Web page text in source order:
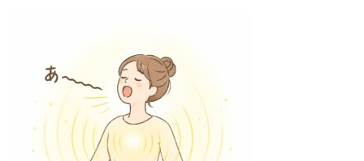
ーを整えて、より調和のとれた肉体をつくる能力があるのです。
また、脳が自らの感情をコントロールし、ストレスに上手に対処
することで、心身の健康度を高めることができます。まさに、健
康を「自給自足」する力を備えているのです。
健康や幸せを自給自足するためには、「体力」「心力」「脳力」